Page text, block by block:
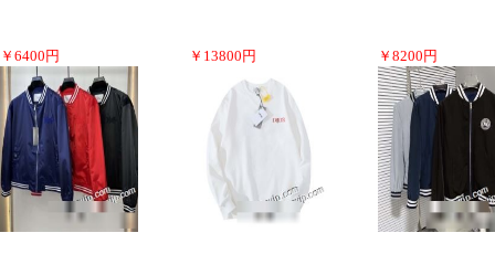
￥ 6400 円 ￥ 13800 円 ￥ 8200 円